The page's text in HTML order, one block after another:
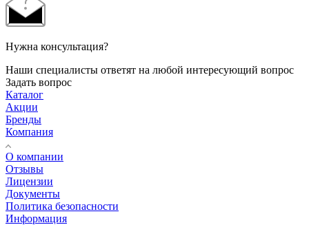
Нужна консультация?
Наши специалисты ответят на любой интересующий вопрос
Задать вопрос
Каталог
Акции
Бренды
Компания
О компании
Отзывы
Лицензии
Документы
Политика безопасности
Информация